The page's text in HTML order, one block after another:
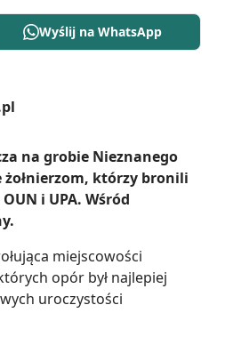
Wyślij na WhatsApp
na grobie Nieznanego
żołnierzom, którzy bronili
i UPA. Wśród
miejscowości
opór był najlepiej
uroczystości